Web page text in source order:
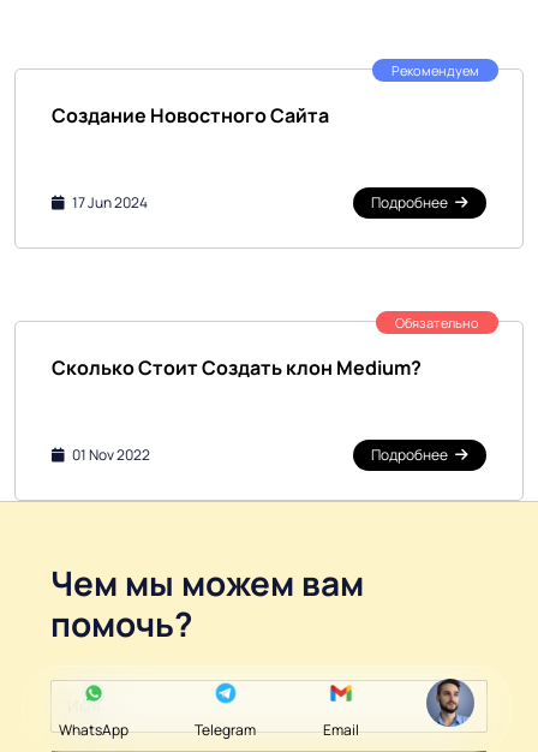
Рекомендуем
Создание Новостного Сайта
17 Jun 2024 Подробнее
Обязательно
Сколько Стоит Создать клон Medium?
01 Nov 2022 Подробнее
Чем мы можем вам
помочь?
WhatsApp Telegram Email